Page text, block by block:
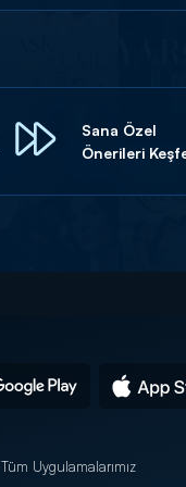
Sana Özel
Önerileri
Tüm Uygulamalarımız